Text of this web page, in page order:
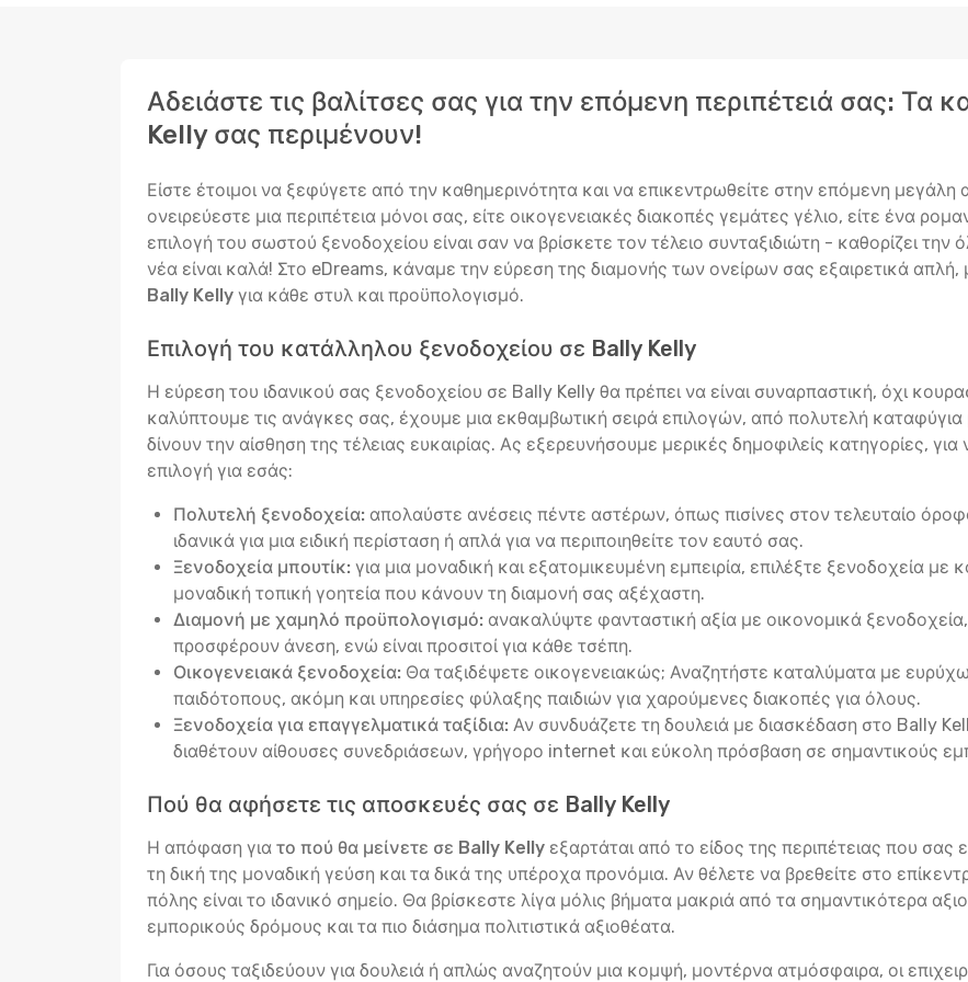
Αδειάστε τις βαλίτσες σας για την επόμενη περιπέτειά σας: Τα
Kelly σας περιμένουν!
Είστε έτοιμοι να ξεφύγετε από την καθημερινότητα και να επικεντρωθείτε στην επόμενη
ονειρεύεστε μια περιπέτεια μόνοι σας, είτε οικογενειακές διακοπές γεμάτες γέλιο, είτε ένα
επιλογή του σωστού ξενοδοχείου είναι σαν να βρίσκετε τον τέλειο συνταξιδιώτη - καθορίζει
νέα είναι καλά! Στο eDreams, κάναμε την εύρεση της διαμονής των ονείρων σας εξαιρετικά
Bally Kelly για κάθε στυλ και προϋπολογισμό.
Επιλογή του κατάλληλου ξενοδοχείου σε Bally Kelly
Η εύρεση του ιδανικού σας ξενοδοχείου σε Bally Kelly θα πρέπει να είναι συναρπαστική, όχι
καλύπτουμε τις ανάγκες σας, έχουμε μια εκθαμβωτική σειρά επιλογών, από πολυτελή
δίνουν την αίσθηση της τέλειας ευκαιρίας. Ας εξερευνήσουμε μερικές δημοφιλείς κατηγορίες,
επιλογή για εσάς:
Πολυτελή ξενοδοχεία: απολαύστε ανέσεις πέντε αστέρων, όπως πισίνες στον τελευταίο
ιδανικά για μια ειδική περίσταση ή απλά για να περιποιηθείτε τον εαυτό σας.
Ξενοδοχεία μπουτίκ: για μια μοναδική και εξατομικευμένη εμπειρία, επιλέξτε ξενοδοχεία
μοναδική τοπική γοητεία που κάνουν τη διαμονή σας αξέχαστη.
Διαμονή με χαμηλό προϋπολογισμό: ανακαλύψτε φανταστική αξία με οικονομικά
προσφέρουν άνεση, ενώ είναι προσιτοί για κάθε τσέπη.
Οικογενειακά ξενοδοχεία: Θα ταξιδέψετε οικογενειακώς; Αναζητήστε καταλύματα με
παιδότοπους, ακόμη και υπηρεσίες φύλαξης παιδιών για χαρούμενες διακοπές για όλους.
Ξενοδοχεία για επαγγελματικά ταξίδια: Αν συνδυάζετε τη δουλειά με διασκέδαση στο Bally
διαθέτουν αίθουσες συνεδριάσεων, γρήγορο internet και εύκολη πρόσβαση σε σημαντικούς
Πού θα αφήσετε τις αποσκευές σας σε Bally Kelly
Η απόφαση για το πού θα μείνετε σε Bally Kelly εξαρτάται από το είδος της περιπέτειας που
τη δική της μοναδική γεύση και τα δικά της υπέροχα προνόμια. Αν θέλετε να βρεθείτε στο
πόλης είναι το ιδανικό σημείο. Θα βρίσκεστε λίγα μόλις βήματα μακριά από τα σημαντικότερα
εμπορικούς δρόμους και τα πιο διάσημα πολιτιστικά αξιοθέατα.
Για όσους ταξιδεύουν για δουλειά ή απλώς αναζητούν μια κομψή, μοντέρνα ατμόσφαιρα, οι